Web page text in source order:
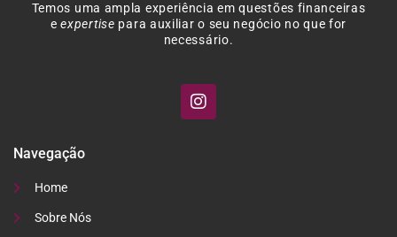
Temos uma ampla experiência em questões financeiras
eexpertise para auxiliar o seu negócio no que for
necessário.
Navegação
Home
Sobre Nós